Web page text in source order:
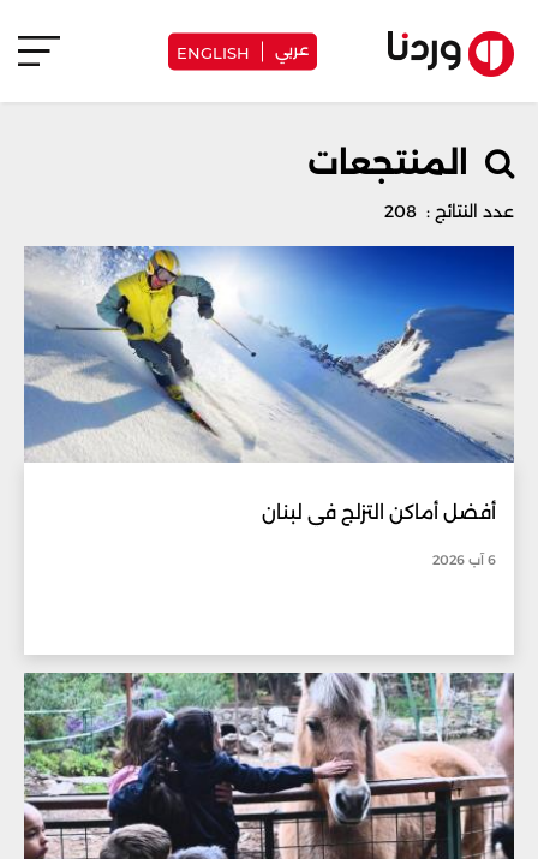
عربي ENGLISH
المنتجعات
عدد النتائج : 208
أفضل أماكن التزلج في لبنان
6 آب 2026